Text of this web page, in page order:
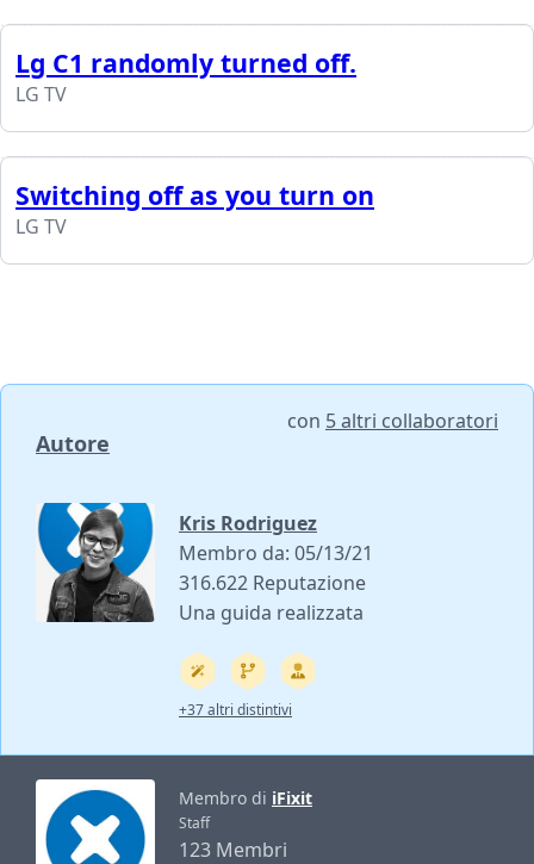
Lg C1 randomly turned off.
LG TV
Switching off as you turn on
LG TV
Autore
con 5 altri collaboratori
Kris Rodriguez
Membro da: 05/13/21
316.622 Reputazione
Una guida realizzata
+37 altri distintivi
Membro di iFixit
Staff
123 Membri